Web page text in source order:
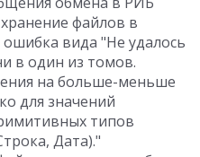
файлов в
ошибка вида "Не удалось
в один из томов.
на больше-меньше
для значений
типов
Дата)."